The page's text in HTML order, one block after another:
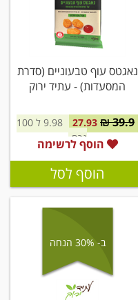
נאגטס עוף טבעוניים (סדרת
המסעדות) - עתיד ירוק
39.9 ₪
27.93
9.98 ל 100
גרם
הוסף לרשימה
הוסף לסל
ב- 30% הנחה